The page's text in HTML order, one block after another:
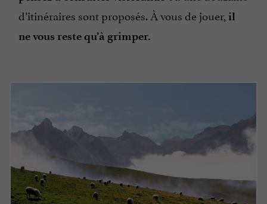
d’itinéraires sont proposés. À vous de jouer, il
ne vous reste qu’à grimper.